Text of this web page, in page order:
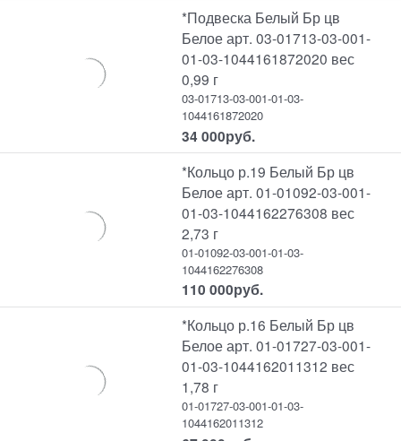
*Подвеска Белый Бр цв
Белое арт. 03-01713-03-001-
01-03-1044161872020 вес
0,99 г
03-01713-03-001-01-03-
1044161872020
34 000руб.
*Кольцо р.19 Белый Бр цв
Белое арт. 01-01092-03-001-
01-03-1044162276308 вес
2,73 г
01-01092-03-001-01-03-
1044162276308
110 000руб.
*Кольцо р.16 Белый Бр цв
Белое арт. 01-01727-03-001-
01-03-1044162011312 вес
1,78 г
01-01727-03-001-01-03-
1044162011312